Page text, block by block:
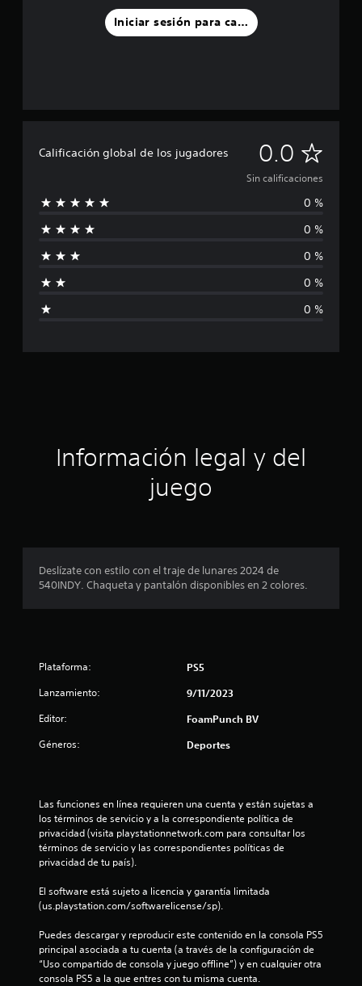
Iniciar sesión para calificar
Calificación global de los jugadores 0.0 S
i
n
c
f
a
Sin calificaciones
0 %
0 %
0 %
0 %
0 %
Información legal y del
juego
Deslízate con estilo con el traje de lunares 2024 de
540INDY. Chaqueta y pantalón disponibles en 2 colores.
Plataforma: PS5
Lanzamiento: 9/11/2023
Editor: FoamPunch BV
Géneros: Deportes
Las funciones en línea requieren una cuenta y están sujetas a
los términos de servicio y a la correspondiente política de
privacidad (visita playstationnetwork.com para consultar los
términos de servicio y las correspondientes políticas de
privacidad de tu país).
El software está sujeto a licencia y garantía limitada
(us.playstation.com/softwarelicense/sp).
Puedes descargar y reproducir este contenido en la consola PS5
principal asociada a tu cuenta (a través de la configuración de
“Uso compartido de consola y juego offline”) y en cualquier otra
consola PS5 a la que entres con tu misma cuenta.